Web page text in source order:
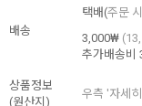
배송
택배(주문
3,000₩
추가배송비
상품정보
(원산지)
우측 '자세